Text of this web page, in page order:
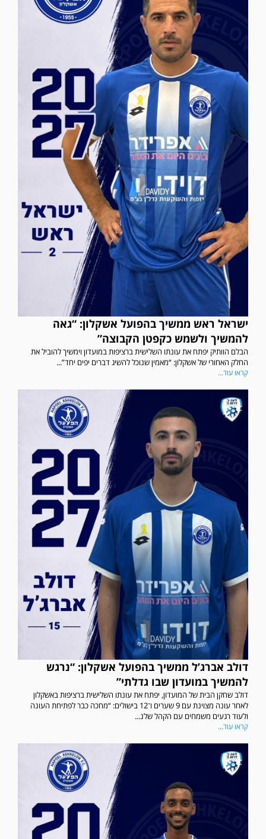
ישראל ראש ממשיך בהפועל אשקלון: “גאה
להמשיך ולשמש כקפטן הקבוצה”
הבלם הוותיק יפתח את עונתו השלישית ברציפות במועדון וימשיך להוביל את
החלק האחורי של אשקלון: “מאמין שנוכל להשיג דברים יפים יחד”...
קראו עוד...
דולב אברג’ל ממשיך בהפועל אשקלון: “נרגש
להמשיך במועדון שבו גדלתי”
דולב שחקן הבית של המועדון, יפתח את עונתו השלישית ברציפות באשקלון
לאחר עונה מצוינת עם 9 שערים ו־12 בישולים: “מחכה כבר לפתיחת העונה
ולעוד רגעים משמחים עם הקהל שלנ...
קראו עוד...